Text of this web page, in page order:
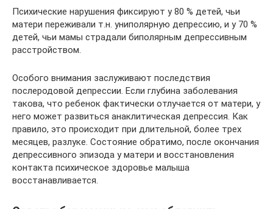
Психические нарушения фиксируют у 80 % детей, чьи
матери переживали т.н. униполярную депрессию, и у 70 %
детей, чьи мамы страдали биполярным депрессивным
расстройством.
Особого внимания заслуживают последствия
послеродовой депрессии. Если глубина заболевания
такова, что ребенок фактически отлучается от матери, у
него может развиться анаклитическая депрессия. Как
правило, это происходит при длительной, более трех
месяцев, разлуке. Состояние обратимо, после окончания
депрессивного эпизода у матери и восстановления
контакта психическое здоровье малыша
восстанавливается.